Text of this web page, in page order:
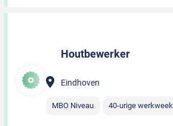
Houtbewerker
Eindhoven
MBO Niveau 40-urige werkweek